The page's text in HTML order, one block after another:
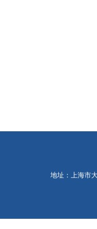
地址：上海市